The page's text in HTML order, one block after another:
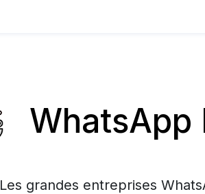
WhatsApp
Les grandes entreprises